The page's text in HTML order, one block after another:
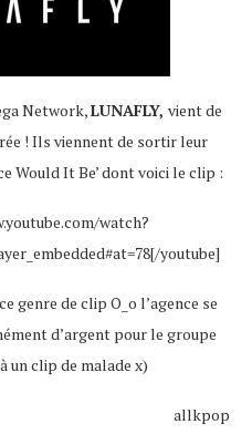
Network,LUNAFLY, vient de
! Ils viennent de sortir leur
Would It Be’ dont voici le clip :
watch?
youtube]
genre de clip O_o l’agence se
d’argent pour le groupe
un clip de malade x)
allkpop